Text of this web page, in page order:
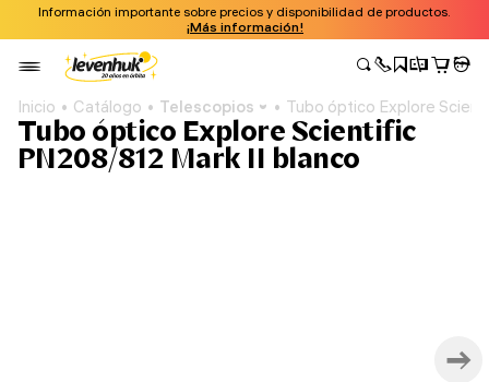
Información importante sobre precios y disponibilidad de productos.
¡Más información!
Inicio Catálogo Telescopios Tubo óptico Explore
Tubo óptico Explore Scientific
PN208/812 Mark II blanco